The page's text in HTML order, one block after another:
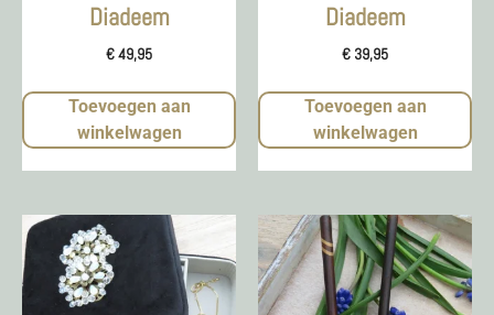
Diadeem
€49,95
Toevoegen aan
winkelwagen
Diadeem
€ 39,95
Toevoegen aan
winkelwagen